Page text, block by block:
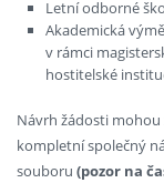
Letní odborné
Akademická
v rámci
hostitelské
Návrh žádosti mohou
kompletní společný
souboru (pozor na